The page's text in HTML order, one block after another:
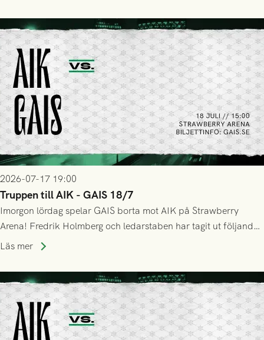
lyckades få in 2-0.
2026-07-17 19:00
Truppen till AIK - GAIS 18/7
Imorgon lördag spelar GAIS borta mot AIK på Strawberry
Arena! Fredrik Holmberg och ledarstaben har tagit ut följande
trupp till matchen:
Läs mer